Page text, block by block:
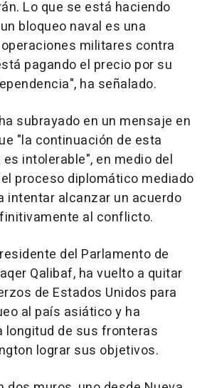
Lo que se está haciendo
bloqueo naval es una
militares contra
pagando el precio por su
ha señalado.
subrayado en un mensaje en
"la continuación de esta
intolerable", en medio del
proceso diplomático mediado
intentar alcanzar un acuerdo
al conflicto.
del Parlamento de
Qalibaf, ha vuelto a quitar
de Estados Unidos para
al país asiático y ha
longitud de sus fronteras
lograr sus objetivos.